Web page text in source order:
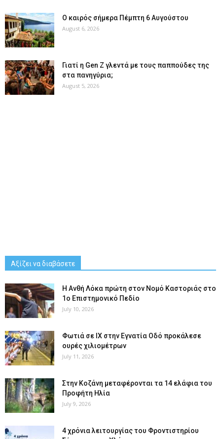
Ο καιρός σήμερα Πέμπτη 6 Αυγούστου
August 6, 2026
Γιατί η Gen Z γλεντά με τους παππούδες της
στα πανηγύρια;
August 5, 2026
Αξίζει να διαβάσετε
Η Ανθή Λόκα πρώτη στον Νομό Καστοριάς στο
1ο Επιστημονικό Πεδίο
July 10, 2026
Φωτιά σε ΙΧ στην Εγνατία Οδό προκάλεσε
ουρές χιλιομέτρων
July 11, 2026
Στην Κοζάνη μεταφέρονται τα 14 ελάφια του
Προφήτη Ηλία
July 9, 2026
4 χρόνια λειτουργίας του Φροντιστηρίου